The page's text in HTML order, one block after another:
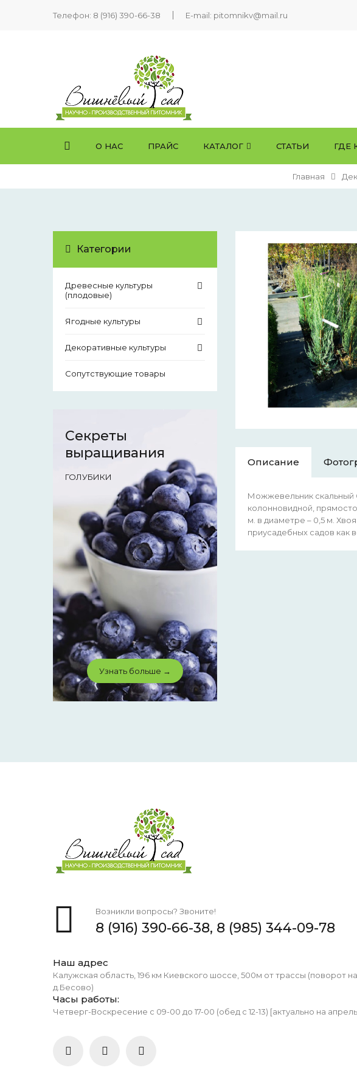
Телефон: 8 (916) 390-66-38 E-mail: pitomnikv@mail.ru
О НАС ПРАЙС КАТАЛОГ СТАТЬИ ГДЕ
Главная
Описание
Можжевельник скальный
колонновидной,
м. в диаметре – 0,5 м.
приусадебных садов как
Категории
Древесные культуры
(плодовые)
Ягодные культуры
Декоративные культуры
Сопутствующие товары
Секреты
выращивания
ГОЛУБИКИ
Узнать больше →
Возникли вопросы? Звоните!
8 (916) 390-66-38, 8 (985) 344-09-78
Наш адрес
Калужская область, 196 км Киевского шоссе, 500м от трассы (поворот на
д.Бесово)
Часы работы:
Четверг-Воскресение с 09-00 до 17-00 (обед с 12-13) [актуально на